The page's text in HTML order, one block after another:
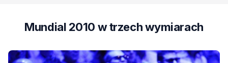
Mundial 2010 w trzech wymiarach